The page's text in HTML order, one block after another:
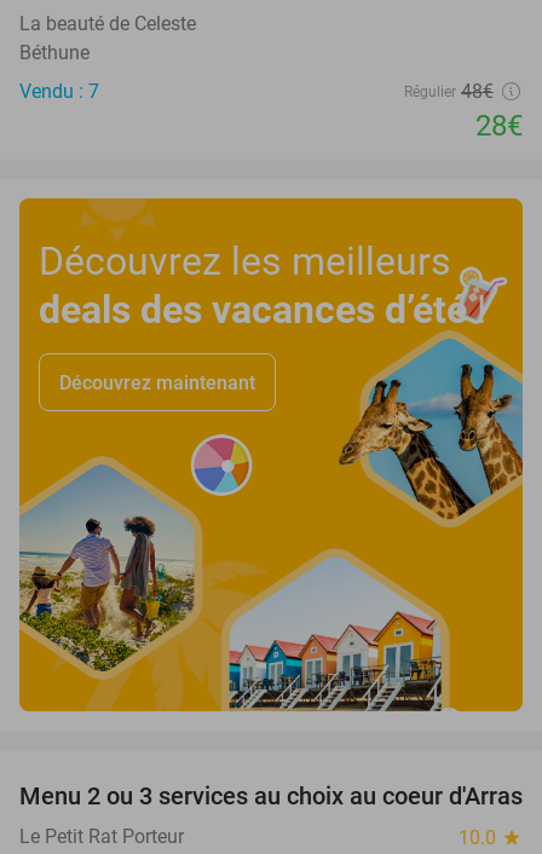
La beauté de Celeste
Béthune
Vendu : 7
Régulier 48€
28€
Découvrez les meilleurs
deals des vacances d’été!
Découvrez maintenant
38%
Menu 2 ou 3 services au choix au coeur d'Arras
Le Petit Rat Porteur 10.0 star